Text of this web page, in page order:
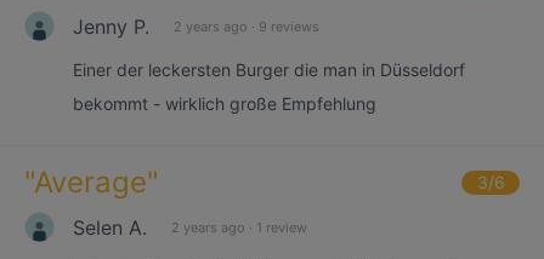
Jenny P. 2 years ago · 9 reviews
Einer der leckersten Burger die man in Düsseldorf
bekommt - wirklich große Empfehlung
"Average" 3/6
Selen A. 2 years ago · 1 review